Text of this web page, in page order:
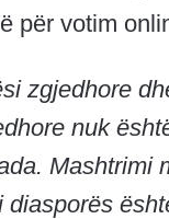
për votim
zgjedhore
nuk
Mashtrimi